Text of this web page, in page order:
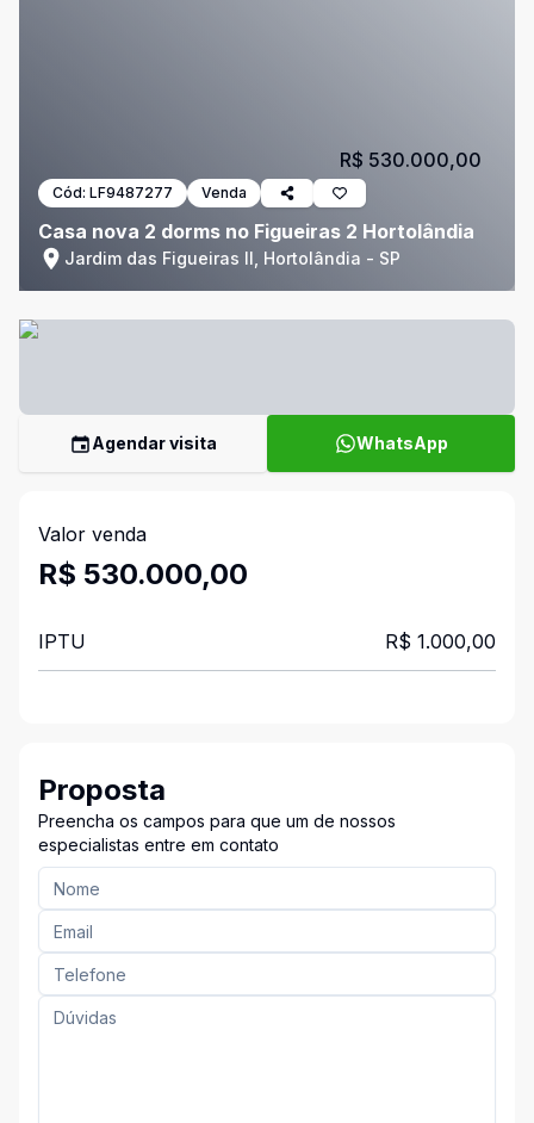
Cód: LF9487277 Venda
Casa nova 2 dorms no Figueiras 2 Hortolândia
Jardim das Figueiras II, Hortolândia - SP
R$ 530.000,00
Agendar visita WhatsApp
Valor venda
R$ 530.000,00
IPTU R$ 1.000,00
Proposta
Preencha os campos para que um de nossos
especialistas entre em contato